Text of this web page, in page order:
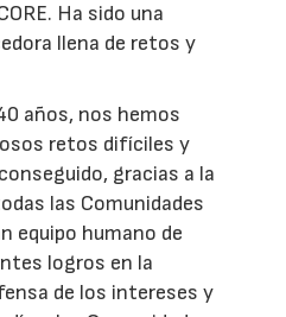
Ha sido una
llena de retos y
años, nos hemos
retos difíciles y
gracias a la
las Comunidades
equipo humano de
logros en la
de los intereses y